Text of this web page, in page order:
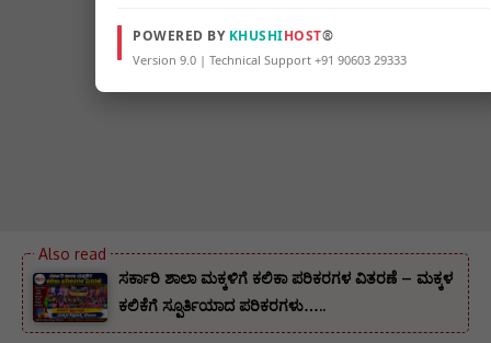
ಸರ್ಕಾರಿ ಶಾಲಾ ಮಕ್ಕಳಿಗೆ ಕಲಿಕಾ ಪರಿಕರಗಳ ವಿತರಣೆ – ಮಕ್ಕಳ
ಕಲಿಕೆಗೆ ಸ್ಪೂರ್ತಿಯಾದ ಪರಿಕರಗಳು…..
POWERED BY KHUSHIHOST®
Version 9.0 | Technical Support +91 90603 29333